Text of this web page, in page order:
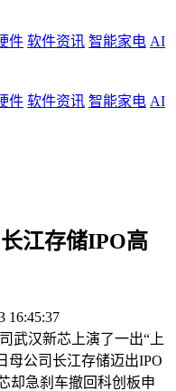
件 软件资讯 智能家电 AI
件 软件资讯 智能家电 AI
江存储IPO高
16:45:37
武汉新芯上演了一出“上
母公司长江存储迈出IPO
却急刹车撤回科创板申